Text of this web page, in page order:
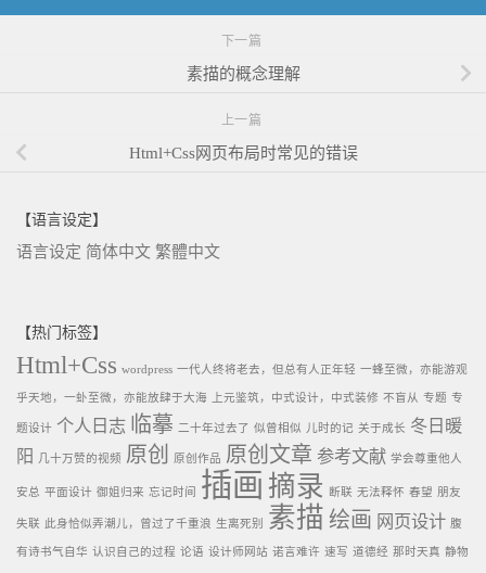
下一篇
素描的概念理解
上一篇
Html+Css网页布局时常见的错误
【语言设定】
语言设定 简体中文 繁體中文
【热门标签】
Html+Css wordpress 一代人终将老去，但总有人正年轻 一蜂至微，亦能游观
乎天地，一虲至微，亦能放肆于大海 上元鉴筑，中式设计，中式装修 不盲从 专题 专
题设计 个人日志 临摹 二十年过去了 似曾相似 儿时的记 关于成长 冬日暖
阳
几十万赞的视频 原创 原创作品 原创文章 参考文献 学会尊重他人
安总 平面设计 御姐归来 忘记时间 插画 摘录 断联 无法释怀 春望 朋友
失联 此身恰似弄潮儿，曾过了千重浪 生离死别 素描 绘画 网页设计 腹
有诗书气自华 认识自己的过程 论语 设计师网站 诺言难许 速写 道德经 那时天真 静物